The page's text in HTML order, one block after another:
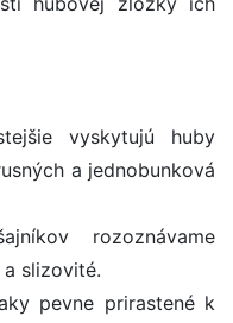
vyskytujú huby
a jednobunková
rozoznávame
slizovité.
pevne prirastené k